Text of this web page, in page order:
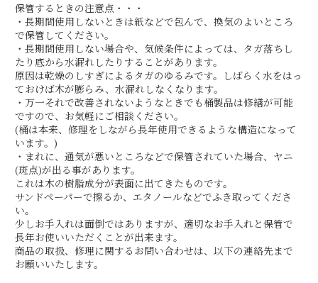
保管するときの注意点・・・
・長期間使用しないときは紙などで包んで、換気のよいところ
で保管してください。
・長期間使用しない場合や、気候条件によっては、タガ落ちし
たり底から水漏れしたりすることがあります。
原因は乾燥のしすぎによるタガのゆるみです。しばらく水をはっ
ておけば木が膨らみ、水漏れしなくなります。
・万一それで改善されないようなときでも桶製品は修繕が可能
ですので、お気軽にご相談ください。
(桶は本来、修理をしながら長年使用できるような構造になって
います。)
・まれに、通気が悪いところなどで保管されていた場合、ヤニ
(斑点)が出る事があります。
これは木の樹脂成分が表面に出てきたものです。
サンドペーパーで擦るか、エタノールなどでふき取ってくださ
い。
少しお手入れは面倒ではありますが、適切なお手入れと保管で
長年お使いいただくことが出来ます。
商品の取扱、修理に関するお問い合わせは、以下の連絡先まで
お願いいたします。